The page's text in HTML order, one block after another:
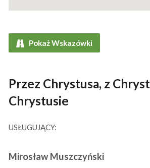
Pokaż Wskazówki
Przez Chrystusa, z
Chrystusie
USŁUGUJĄCY:
Mirosław Muszczyński